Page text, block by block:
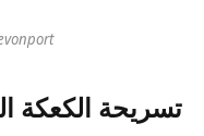
تسريحة الكعكة